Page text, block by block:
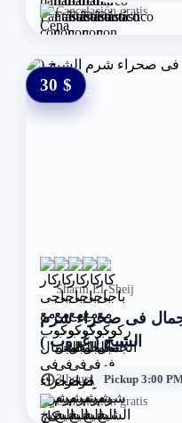
Cancelación gratis
30 $ 0 $
Sharm El-Sheij
فى صحراء شرم
الشيخ ( غروب )
3 hours
Pickup 3:00
Cancelación gratis